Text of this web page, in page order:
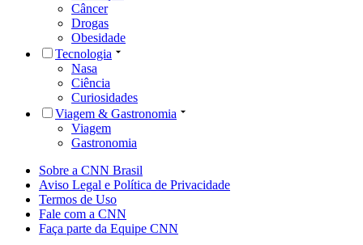
Câncer
Drogas
Obesidade
Tecnologia
Nasa
Ciência
Curiosidades
Viagem & Gastronomia
Viagem
Gastronomia
Sobre a CNN Brasil
Aviso Legal e Política de Privacidade
Termos de Uso
Fale com a CNN
Faça parte da Equipe CNN